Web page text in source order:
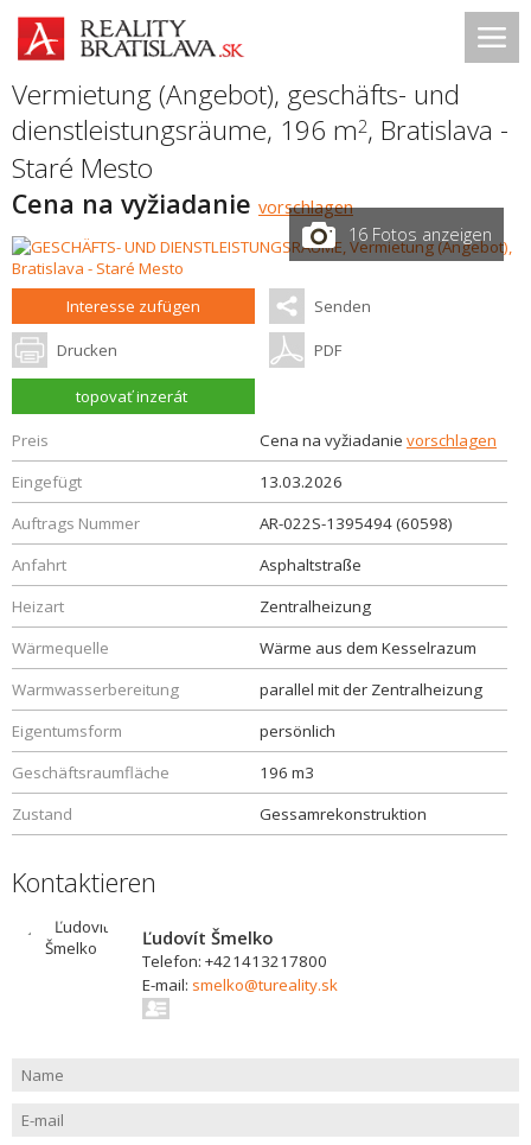
Vermietung (Angebot), geschäfts- und
dienstleistungsräume, 196 m2, Bratislava -
Staré Mesto
Cena na vyžiadanie vorschlagen
16 Fotos anzeigen
Interesse zufügen Senden
Drucken PDF
topovať inzerát
Preis Cena na vyžiadanie vorschlagen
Eingefügt
13.03.2026
Auftrags Nummer
AR-022S-1395494 (60598)
Anfahrt
Asphaltstraße
Heizart
Zentralheizung
Wärmequelle
Wärme aus dem Kesselrazum
Warmwasserbereitung
parallel mit der Zentralheizung
Eigentumsform
persönlich
Geschäftsraumfläche
196 m3
Zustand
Gessamrekonstruktion
Kontaktieren
Ľudovít Šmelko
Telefon: +421413217800
E-mail: smelko@tureality.sk